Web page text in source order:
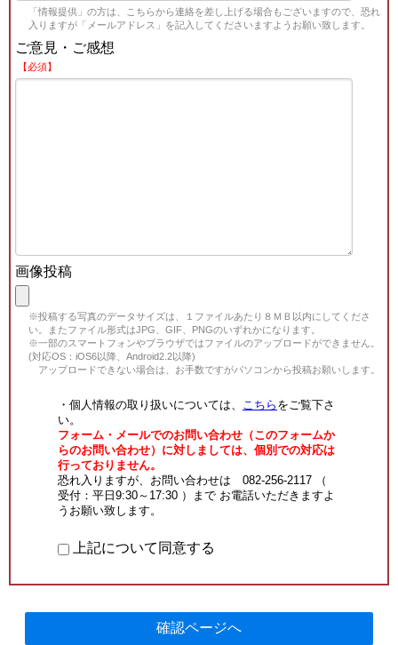
「情報提供」の方は、こちらから連絡を差し上げる場合もございますので、恐れ
入りますが「メールアドレス」を記入してくださいますようお願い致します。
ご意見・ご感想
【必須】
画像投稿
※投稿する写真のデータサイズは、１ファイルあたり８ＭＢ以内にしてくださ
い。またファイル形式はJPG、GIF、PNGのいずれかになります。
※一部のスマートフォンやブラウザではファイルのアップロードができません。
(対応OS：iOS6以降、Android2.2以降)
アップロードできない場合は、お手数ですがパソコンから投稿お願いします。
・個人情報の取り扱いについては、 こちら をご覧下さ
い。
フォーム・メールでのお問い合わせ（このフォームか
らのお問い合わせ）に対しましては、個別での対応は
行っておりません。
恐れ入りますが、お問い合わせは 082-256-2117 （
受付：平日9:30～17:30 ）まで お電話いただきますよ
うお願い致します。
上記について同意する
確認ページへ